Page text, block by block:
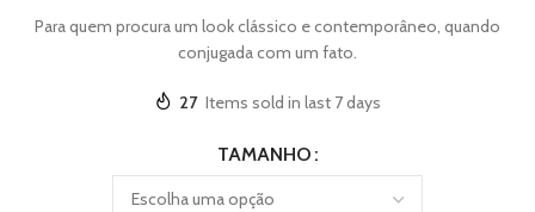
Para quem procura um look clássico e contemporâneo, quando
conjugada com um fato.
27 Items sold in last 7 days
TAMANHO